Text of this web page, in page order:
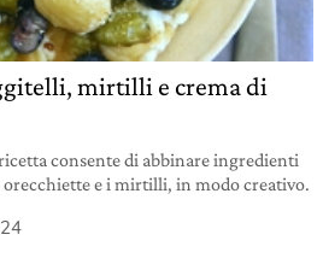
mirtilli e crema di
consente di abbinare ingredienti
e i mirtilli, in modo creativo.